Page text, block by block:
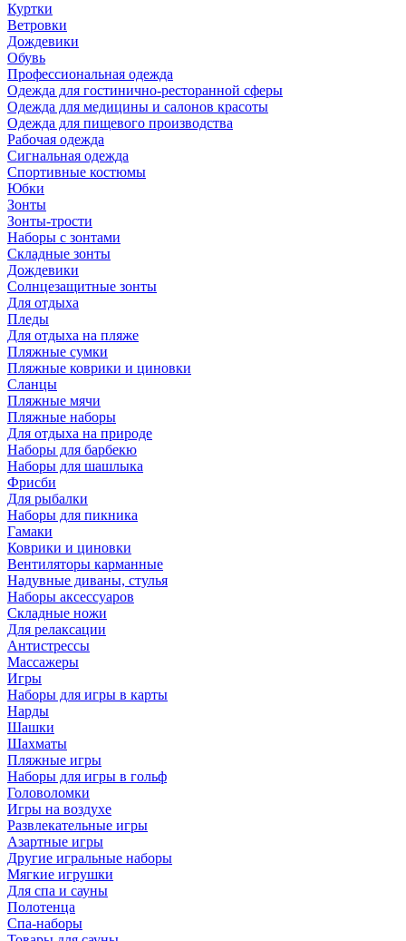
Куртки
Ветровки
Дождевики
Обувь
Профессиональная одежда
Одежда для гостинично-ресторанной сферы
Одежда для медицины и салонов красоты
Одежда для пищевого производства
Рабочая одежда
Сигнальная одежда
Спортивные костюмы
Юбки
Зонты
Зонты-трости
Наборы с зонтами
Складные зонты
Дождевики
Солнцезащитные зонты
Для отдыха
Пледы
Для отдыха на пляже
Пляжные сумки
Пляжные коврики и циновки
Сланцы
Пляжные мячи
Пляжные наборы
Для отдыха на природе
Наборы для барбекю
Наборы для шашлыка
Фрисби
Для рыбалки
Наборы для пикника
Гамаки
Коврики и циновки
Вентиляторы карманные
Надувные диваны, стулья
Наборы аксессуаров
Складные ножи
Для релаксации
Антистрессы
Массажеры
Игры
Наборы для игры в карты
Нарды
Шашки
Шахматы
Пляжные игры
Наборы для игры в гольф
Головоломки
Игры на воздухе
Развлекательные игры
Азартные игры
Другие игральные наборы
Мягкие игрушки
Для спа и сауны
Полотенца
Спа-наборы